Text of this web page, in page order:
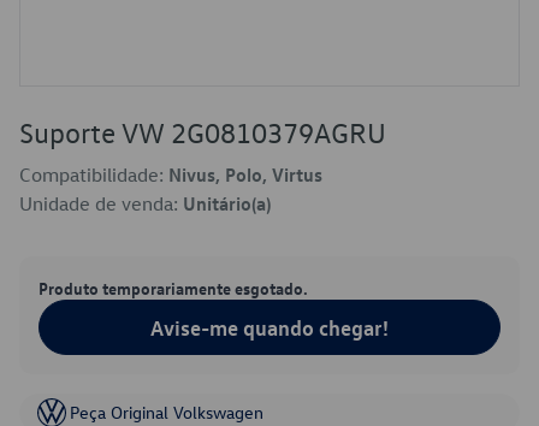
Suporte VW 2G0810379AGRU
Compatibilidade: Nivus, Polo, Virtus
Unidade de venda: Unitário(a)
Produto temporariamente esgotado.
Avise-me quando chegar!
Peça Original Volkswagen